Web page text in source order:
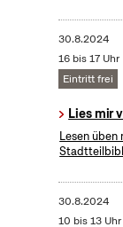
30.8.2024
16 bis 17 Uhr
Eintritt frei
Lies mir
Lesen üben
30.8.2024
10 bis 13 Uhr